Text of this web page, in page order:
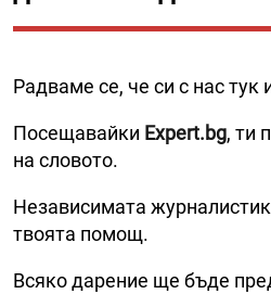
Радваме се, че си с нас тук
Посещавайки Expert.bg, ти
на словото.
Независимата
твоята помощ.
Всяко дарение ще бъде